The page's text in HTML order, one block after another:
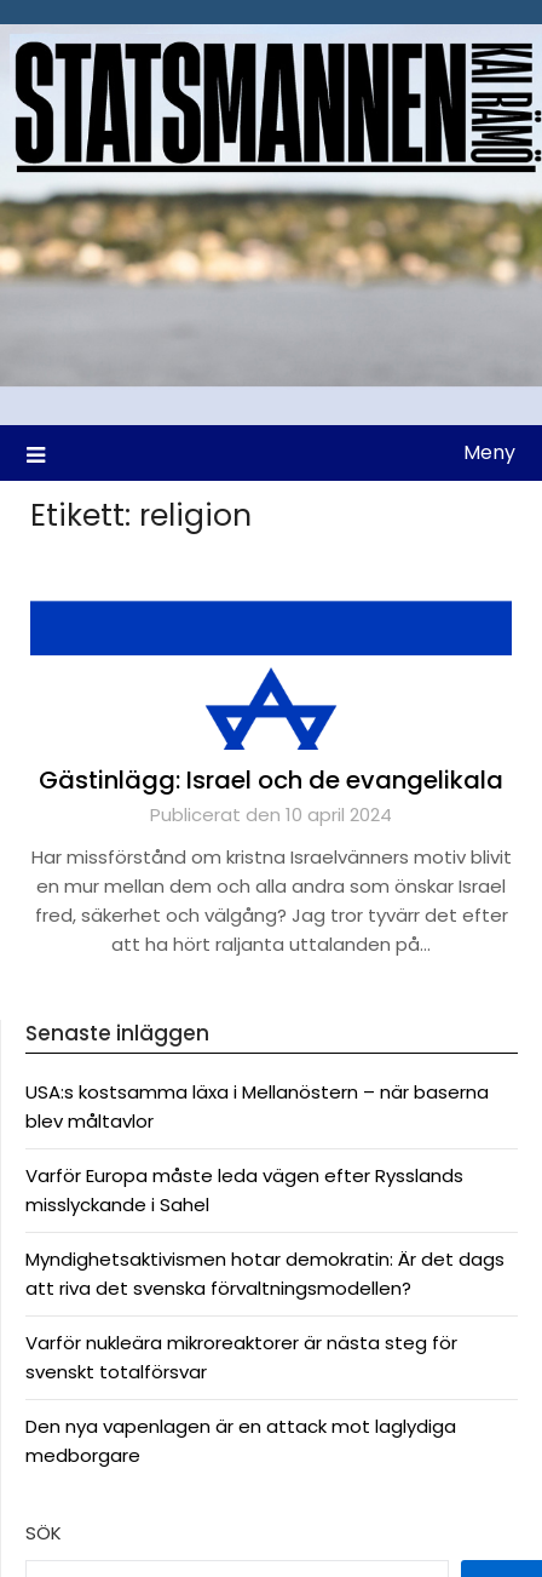
till
Meny
Etikett: religion
Gästinlägg: Israel och de evangelikala
Publicerat den 10 april 2024
Har missförstånd om kristna Israelvänners motiv blivit
en mur mellan dem och alla andra som önskar Israel
fred, säkerhet och välgång? Jag tror tyvärr det efter
att ha hört raljanta uttalanden på…
Senaste inläggen
USA:s kostsamma läxa i Mellanöstern – när baserna
blev måltavlor
Varför Europa måste leda vägen efter Rysslands
misslyckande i Sahel
Myndighetsaktivismen hotar demokratin: Är det dags
att riva det svenska förvaltningsmodellen?
Varför nukleära mikroreaktorer är nästa steg för
svenskt totalförsvar
Den nya vapenlagen är en attack mot laglydiga
medborgare
SÖK